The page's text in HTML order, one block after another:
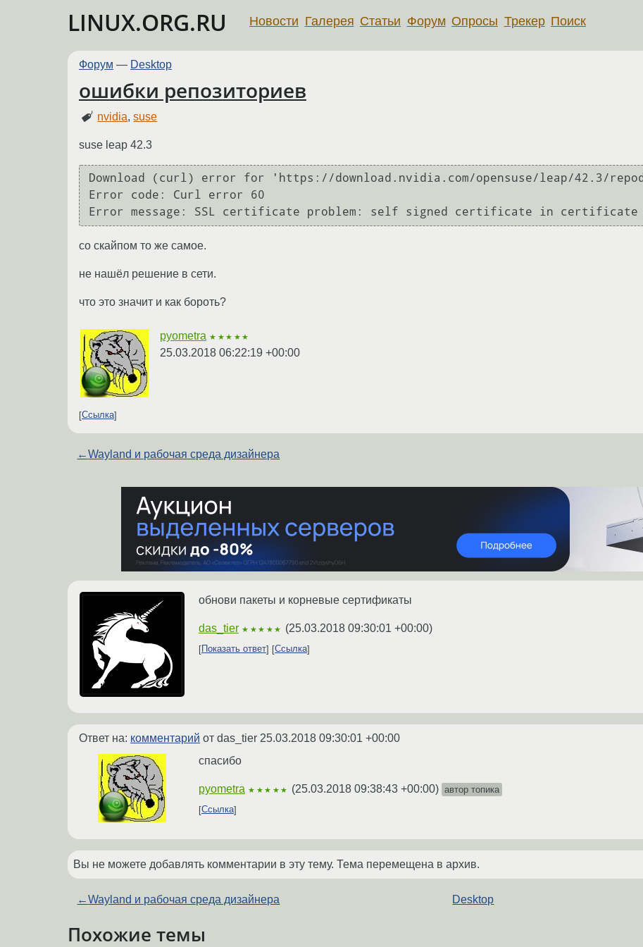
LINUX.ORG.RU Новости Галерея Статьи Форум Опросы Трекер Поиск
Форум — Desktop
ошибки репозиториев
nvidia,suse
suse leap 42.3
Download (curl) error for 'https://download.nvidia.com/opensuse/leap/42.3/
Error code: Curl error 60
Error message: SSL certificate problem: self signed certificate in certificate
со скайпом то же самое.
не нашёл решение в сети.
что это значит и как бороть?
pyometra ★★★★★
25.03.2018 06:22:19 +00:00
Ссылка
←Wayland и рабочая среда дизайнера
обнови пакеты и корневые сертификаты
das_tier ★★★★★ (25.03.2018 09:30:01 +00:00)
Показать ответ Ссылка
Ответ на: комментарий от das_tier 25.03.2018 09:30:01 +00:00
спасибо
pyometra ★★★★★ (25.03.2018 09:38:43 +00:00) автор топика
Ссылка
Вы не можете добавлять комментарии в эту тему. Тема перемещена в архив.
←Wayland и рабочая среда дизайнера Desktop
Похожие темы